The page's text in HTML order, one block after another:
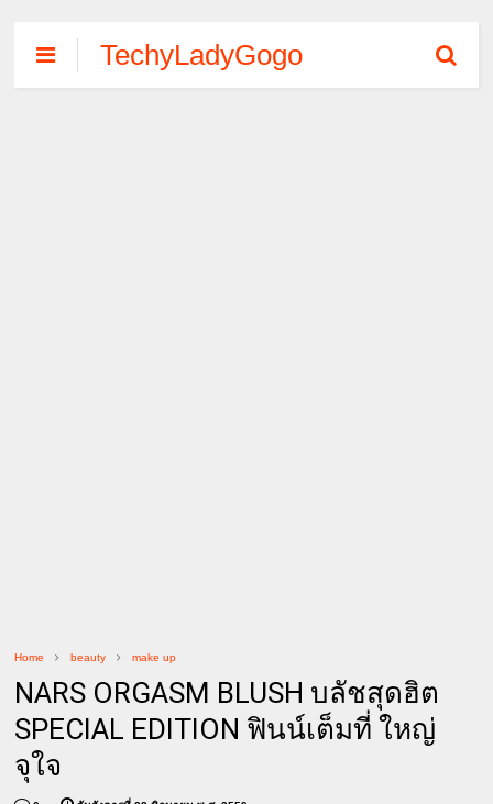
TechyLadyGogo
Home beauty make up
NARS ORGASM BLUSH บลัชสุดฮิต
SPECIAL EDITION ฟินน์เต็มที่ ใหญ่
จุใจ